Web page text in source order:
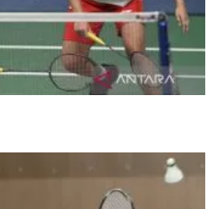
Rahayu/Siti Fadia batal ikut